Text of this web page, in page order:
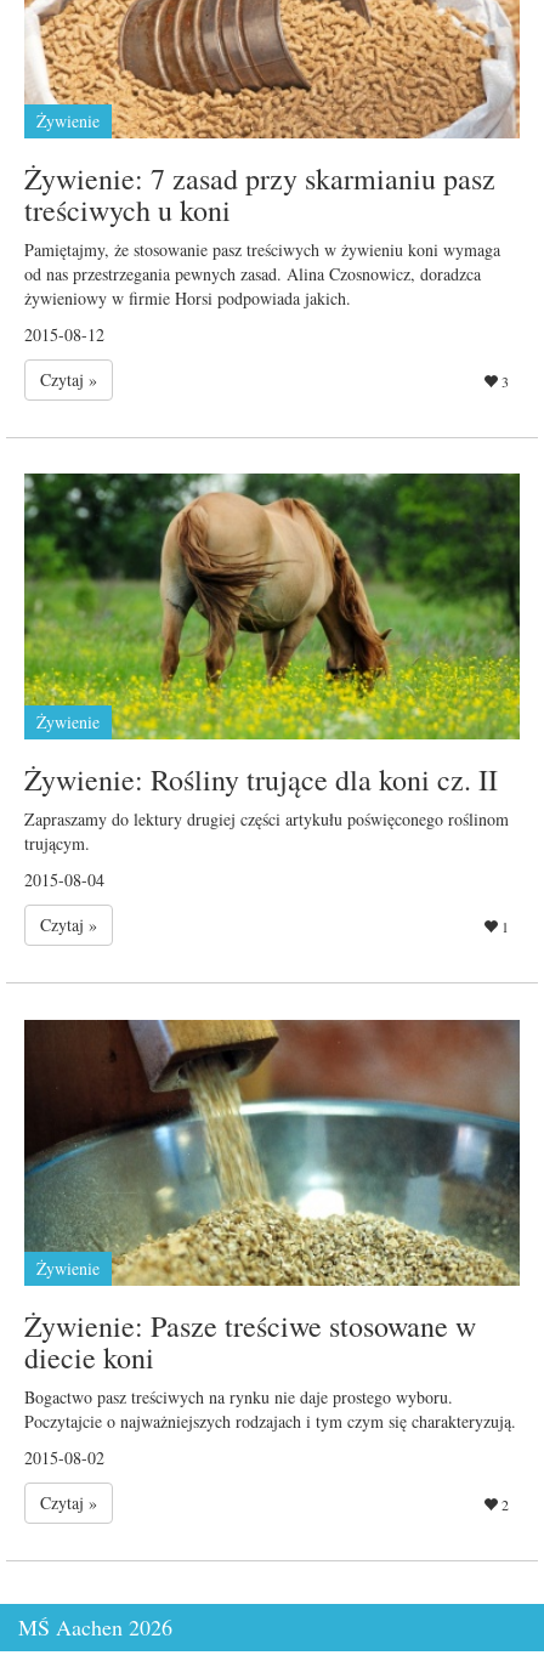
Żywienie
Żywienie: 7 zasad przy skarmianiu pasz
treściwych u koni
Pamiętajmy, że stosowanie pasz treściwych w żywieniu koni wymaga
od nas przestrzegania pewnych zasad. Alina Czosnowicz, doradzca
żywieniowy w firmie Horsi podpowiada jakich.
2015-08-12
Czytaj »
3
Żywienie
Żywienie: Rośliny trujące dla koni cz. II
Zapraszamy do lektury drugiej części artykułu poświęconego roślinom
trującym.
2015-08-04
Czytaj »
1
Żywienie
Żywienie: Pasze treściwe stosowane w
diecie koni
Bogactwo pasz treściwych na rynku nie daje prostego wyboru.
Poczytajcie o najważniejszych rodzajach i tym czym się charakteryzują.
2015-08-02
Czytaj »
2
MŚ Aachen 2026